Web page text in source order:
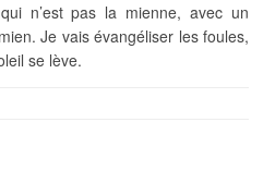
n’est pas la mienne, avec un
Je vais évangéliser les foules,
se lève.